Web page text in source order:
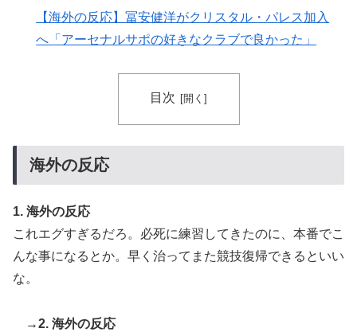
[海外の反応]
外国人「2002年W杯は?」韓国サッカーに衝撃的不祥
▶ 移民ベトナム女達の宅飲み、レベチｗｗｗｗｗｗｗｗｗ
ｗｗｗｗｗｗｗｗｗｗｗｗｗｗｗ
▶ フランス人「欲張りすぎだ」中村敬斗、ランス残留の可
能性を会長が示唆！移籍金が交渉の壁に..現地サポの本
音がこれ！【海外の反応】
絶賛
【海外の反応】冨安健洋がクリスタル・パレス加入
へ「アーセナルサポの好きなクラブで良かった」
目次
海外の反応
1. 海外の反応
これエグすぎるだろ。必死に練習してきたのに、本番でこ
んな事になるとか。早く治ってまた競技復帰できるといい
な。
→2. 海外の反応